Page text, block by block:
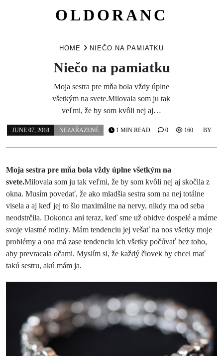
OLDORANC
HOME NIEČO NA PAMIATKU
Niečo na pamiatku
Moja sestra pre mňa bola vždy úplne
všetkým na svete.Milovala som ju tak
veľmi, že by som kvôli nej aj…
JUNE 07, 2018 NEZAŘAZENÉ BY
1 MIN READ 0 160
Moja sestra pre mňa bola vždy úplne všetkým na
svete.Milovala som ju tak veľmi, že by som kvôli nej aj skočila z
okna. Musím povedať, že ako mladšia sestra som na nej totálne
visela a aj keď jej to šlo maximálne na nervy, nikdy ma od seba
neodstrčila. Dokonca ani teraz, keď sme už obidve dospelé a máme
svoje vlastné rodiny. Mám tendenciu jej vešať na nos všetky moje
problémy a ona má zase tendenciu ich všetky počúvať bez toho,
aby prevracala očami. Myslím si, že každý človek by chcel mať
takú sestru, akú mám ja.